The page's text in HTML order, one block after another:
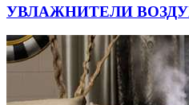
УВЛАЖНИТЕЛИ